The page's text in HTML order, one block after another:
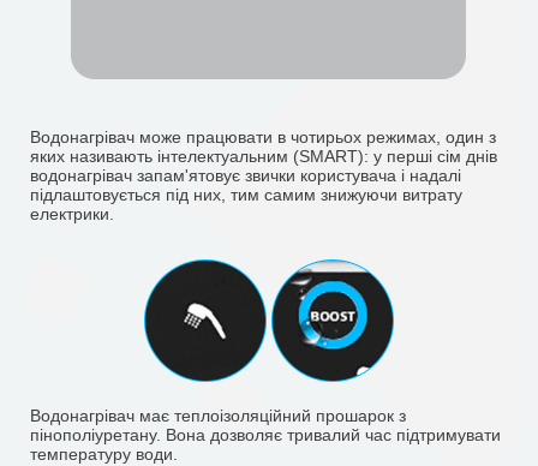
Водонагрівач може працювати в чотирьох режимах, один з
яких називають інтелектуальним (SMART): у перші сім днів
водонагрівач запам'ятовує звички користувача і надалі
підлаштовується під них, тим самим знижуючи витрату
електрики.
Водонагрівач має теплоізоляційний прошарок з
пінополіуретану. Вона дозволяє тривалий час підтримувати
температуру води.